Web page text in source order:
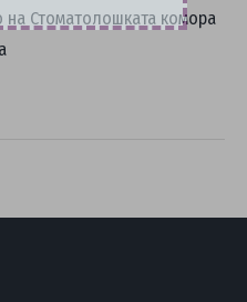
на Стоматолошката комора